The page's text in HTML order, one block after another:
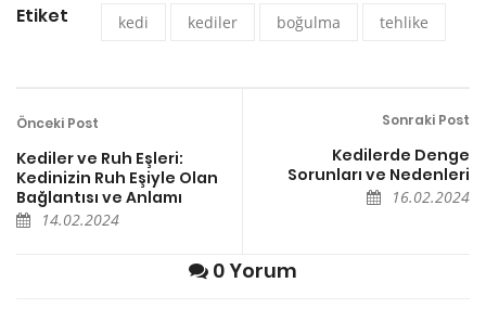
Etiket kedi kediler boğulma tehlike
Önceki Post
Kediler ve Ruh Eşleri:
Kedinizin Ruh Eşiyle Olan
Bağlantısı ve Anlamı
14.02.2024
Sonraki Post
Kedilerde Denge
Sorunları ve Nedenleri
16.02.2024
0 Yorum